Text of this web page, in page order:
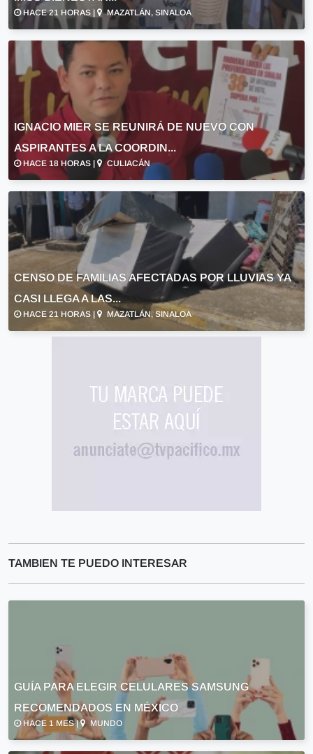
HACE 21 HORAS | MAZATLÁN, SINALOA
IGNACIO MIER SE REUNIRÁ DE NUEVO CON
ASPIRANTES A LA COORDIN...
HACE 18 HORAS | CULIACÁN
CENSO DE FAMILIAS AFECTADAS POR LLUVIAS YA
CASI LLEGA A LAS...
HACE 21 HORAS | MAZATLÁN, SINALOA
TAMBIEN TE PUEDO INTERESAR
GUÍA PARA ELEGIR CELULARES SAMSUNG
RECOMENDADOS EN MÉXICO
HACE 1 MES | MUNDO